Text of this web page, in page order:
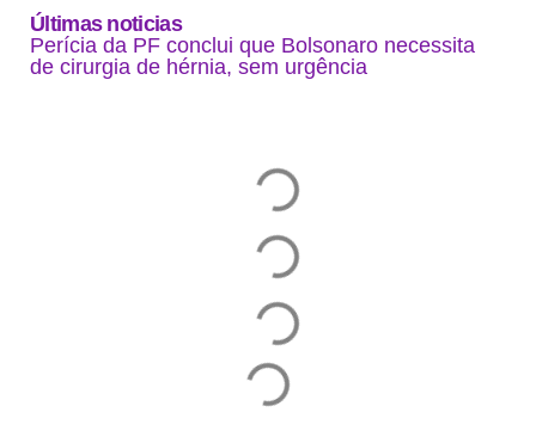
Últimas noticias
Perícia da PF conclui que Bolsonaro necessita
de cirurgia de hérnia, sem urgência